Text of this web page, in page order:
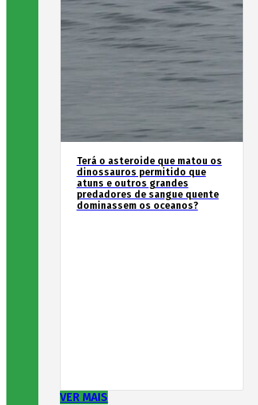
Terá o asteroide que matou os
dinossauros permitido que
atuns e outros grandes
predadores de sangue quente
dominassem os oceanos?
VER MAIS